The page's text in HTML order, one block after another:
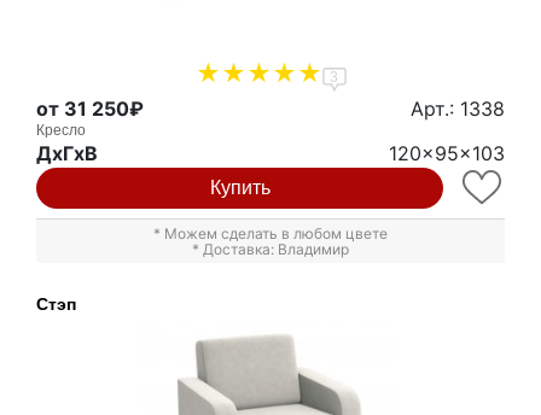
3
от 31 250₽ Арт.: 1338
Кресло
ДxГxВ 120x95x103
Купить
* Можем сделать в любом цвете
* Доставка: Владимир
Стэп